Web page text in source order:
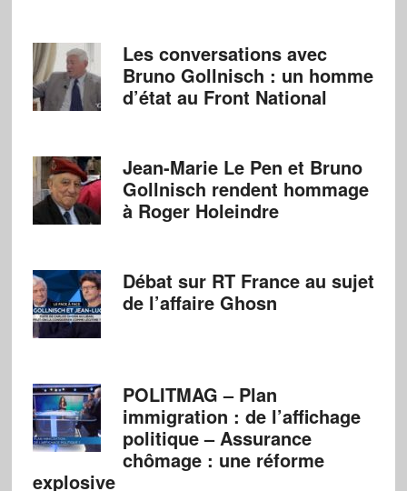
Les conversations avec
Bruno Gollnisch : un homme
d’état au Front National
Jean-Marie Le Pen et Bruno
Gollnisch rendent hommage
à Roger Holeindre
Débat sur RT France au sujet
de l’affaire Ghosn
POLITMAG – Plan
immigration : de l’affichage
politique – Assurance
chômage : une réforme
explosive